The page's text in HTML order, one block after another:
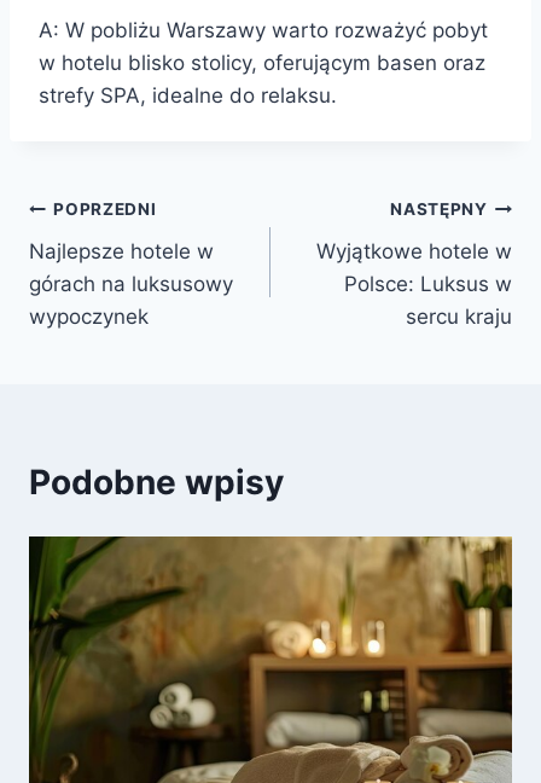
A: W pobliżu Warszawy warto rozważyć pobyt
w hotelu blisko stolicy, oferującym basen oraz
strefy SPA, idealne do relaksu.
Nawigacja
wpisu
POPRZEDNI
Najlepsze hotele w
górach na luksusowy
wypoczynek
NASTĘPNY
Wyjątkowe hotele w
Polsce: Luksus w
sercu kraju
Podobne wpisy